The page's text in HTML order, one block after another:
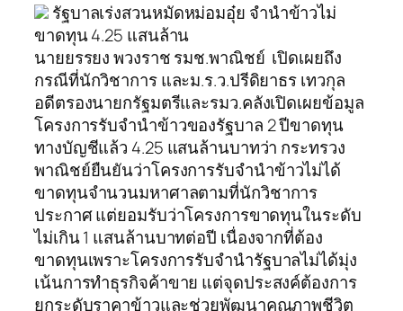
รัฐบาลเร่งสวนหมัดหม่อมอุ๋ย จำนำข้าวไม่
ขาดทุน 4.25 แสนล้าน
นายยรรยง พวงราช รมช.พาณิชย์ เปิดเผยถึง
กรณีที่นักวิชาการ และม.ร.ว.ปรีดิยาธร เทวกุล
อดีตรองนายกรัฐมตรีและรมว.คลังเปิดเผยข้อมูล
โครงการรับจำนำข้าวของรัฐบาล 2 ปีขาดทุน
ทางบัญชีแล้ว 4.25 แสนล้านบาทว่า กระทรวง
พาณิชย์ยืนยันว่าโครงการรับจำนำข้าวไม่ได้
ขาดทุนจำนวนมหาศาลตามที่นักวิชาการ
ประกาศ แต่ยอมรับว่าโครงการขาดทุนในระดับ
ไม่เกิน 1 แสนล้านบาทต่อปี เนื่องจากที่ต้อง
ขาดทุนเพราะโครงการรับจำนำรัฐบาลไม่ได้มุ่ง
เน้นการทำธุรกิจค้าขาย แต่จุดประสงค์ต้องการ
ยกระดับราคาข้าวและช่วยพัฒนาคุณภาพชีวิต